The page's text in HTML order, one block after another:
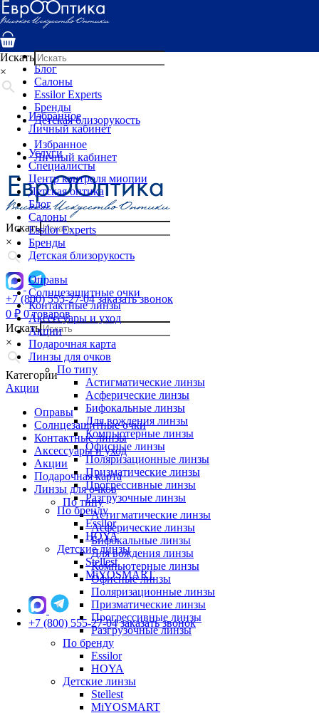
Услуги
Специалисты
Детская оптика
Блог
Салоны
Essilor Experts
Бренды
Детская близорукость
Избранное
Личный кабинет
Искать
×
+7 (800) 555-27-04 заказать звонок
0 ₽ 0 товаров
Искать
×
Категории
Акции
Оправы
Солнцезащитные очки
Контактные линзы
Аксессуары и уход
Акции
Подарочная карта
Линзы для очков
По типу
Астигматические линзы
Асферические линзы
Бифокальные линзы
Для вождения линзы
Компьютерные линзы
Офисные линзы
Поляризационные линзы
Призматические линзы
Прогрессивные линзы
Разгрузочные линзы
По бренду
Essilor
HOYA
Детские линзы
Stellest
MiYOSMART
Искать
×
Избранное
Личный кабинет
Услуги
Специалисты
Центр контроля миопии
Детская оптика
Блог
Салоны
Essilor Experts
Бренды
Детская близорукость
Оправы
Солнцезащитные очки
Контактные линзы
Аксессуары и уход
Акции
Подарочная карта
Линзы для очков
По типу
Астигматические линзы
Асферические линзы
Бифокальные линзы
Для вождения линзы
Компьютерные линзы
Офисные линзы
Поляризационные линзы
Призматические линзы
Прогрессивные линзы
Разгрузочные линзы
По бренду
Essilor
HOYA
Детские линзы
Stellest
MiYOSMART
+7 (800) 555-27-04 заказать звонок